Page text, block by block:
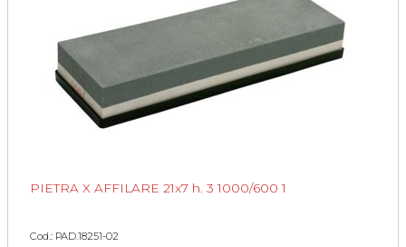
PIETRA X AFFILARE 21x7 h. 3 1000/600 1
Cod.: PAD.18251-02